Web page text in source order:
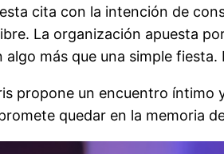
cita con la intención de
La organización apuesta
algo más que una simple
propone un encuentro
quedar en la memoria